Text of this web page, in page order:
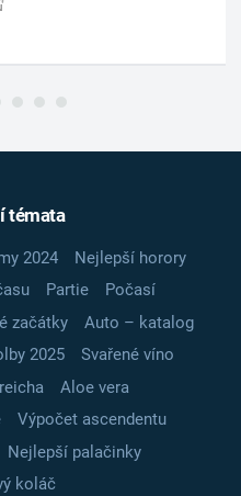
témata
2024
Nejlepší horory
Partie
Počasí
začátky
Auto – katalog
2025
Svařené víno
Aloe vera
Výpočet ascendentu
Nejlepší palačinky
koláč